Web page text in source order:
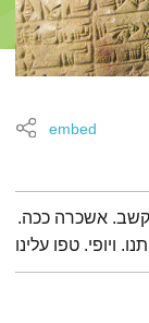
embed
קשב. אשכרה ככה.
ויופי. טפו עלינו